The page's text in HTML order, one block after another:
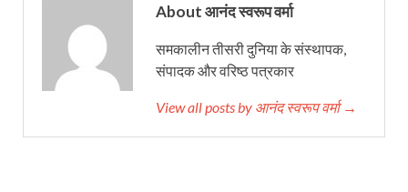
About आनंद स्वरूप वर्मा
समकालीन तीसरी दुनिया के संस्थापक,
संपादक और वरिष्ठ पत्रकार
View all posts by आनंद स्वरूप वर्मा →